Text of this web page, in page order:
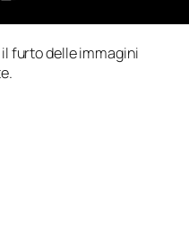
furto delle immagini